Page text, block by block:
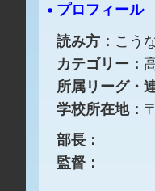
• プロフィール
読み方： こう
カテゴリー：
所属リーグ・
学校所在地：
部長：
監督：